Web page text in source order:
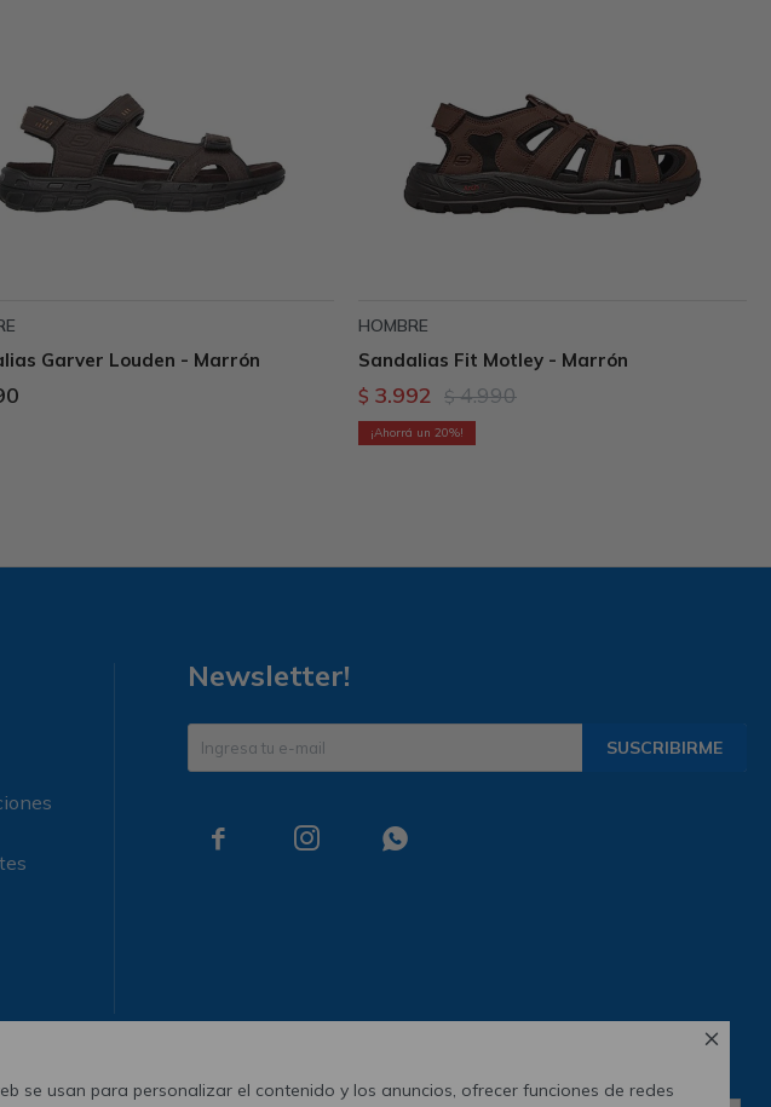

se usan para personalizar el contenido y los anuncios, ofrecer funciones de redes
Garver Louden - Marrón
HOMBRE
Sandalias Fit Motley - Marrón
$ 3.992 $ 4.990
20
Newsletter!
SUSCRIBIRME
  